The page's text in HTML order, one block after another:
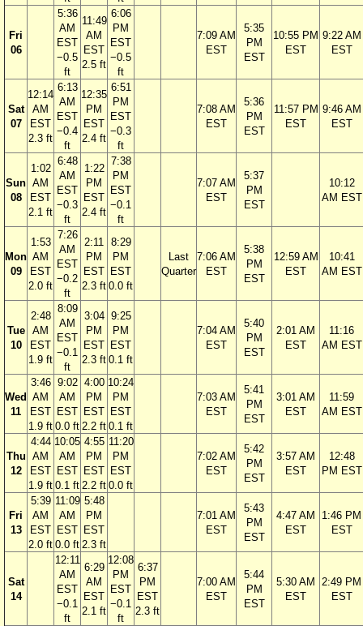
Fri
06
5:36
AM
EST
−0.5
ft
11:49
AM
EST
2.5 ft
6:06
PM
EST
−0.5
ft
7:09 AM
EST
5:35
PM
EST
10:55 PM
EST
9:22 AM
EST
Sat
07
12:14
AM
EST
2.3 ft
6:13
AM
EST
−0.4
ft
12:35
PM
EST
2.4 ft
6:51
PM
EST
−0.3
ft
7:08 AM
EST
5:36
PM
EST
11:57 PM
EST
9:46 AM
EST
Sun
08
1:02
AM
EST
2.1 ft
6:48
AM
EST
−0.3
ft
1:22
PM
EST
2.4 ft
7:38
PM
EST
−0.1
ft
7:07 AM
EST
5:37
PM
EST
10:12
AM EST
Mon
09
1:53
AM
EST
2.0 ft
7:26
AM
EST
−0.2
ft
2:11
PM
EST
2.3 ft
8:29
PM
EST
0.0 ft
Last
Quarter
7:06 AM
EST
5:38
PM
EST
12:59 AM
EST
10:41
AM EST
Tue
10
2:48
AM
EST
1.9 ft
8:09
AM
EST
−0.1
ft
3:04
PM
EST
2.3 ft
9:25
PM
EST
0.1 ft
7:04 AM
EST
5:40
PM
EST
2:01 AM
EST
11:16
AM EST
Wed
11
3:46
AM
EST
1.9 ft
9:02
AM
EST
0.0 ft
4:00
PM
EST
2.2 ft
10:24
PM
EST
0.1 ft
7:03 AM
EST
5:41
PM
EST
3:01 AM
EST
11:59
AM EST
Thu
12
4:44
AM
EST
1.9 ft
10:05
AM
EST
0.1 ft
4:55
PM
EST
2.2 ft
11:20
PM
EST
0.0 ft
7:02 AM
EST
5:42
PM
EST
3:57 AM
EST
12:48
PM EST
Fri
13
5:39
AM
EST
2.0 ft
11:09
AM
EST
0.0 ft
5:48
PM
EST
2.3 ft
7:01 AM
EST
5:43
PM
EST
4:47 AM
EST
1:46 PM
EST
Sat
14
12:11
AM
EST
−0.1
ft
6:29
AM
EST
2.1 ft
12:08
PM
EST
−0.1
ft
6:37
PM
EST
2.3 ft
7:00 AM
EST
5:44
PM
EST
5:30 AM
EST
2:49 PM
EST